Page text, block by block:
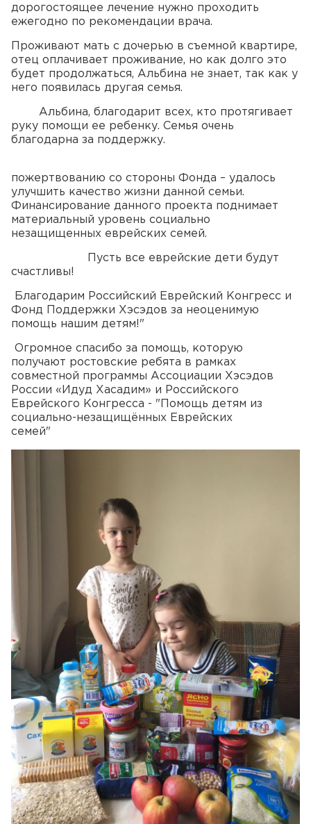
дорогостоящее лечение нужно проходить
ежегодно по рекомендации врача.
Проживают мать с дочерью в съемной квартире,
отец оплачивает проживание, но как долго это
будет продолжаться, Альбина не знает, так как у
него появилась другая семья.
Альбина, благодарит всех, кто протягивает
руку помощи ее ребенку. Семья очень
благодарна за поддержку.
пожертвованию со стороны Фонда – удалось
улучшить качество жизни данной семьи.
Финансирование данного проекта поднимает
материальный уровень социально
незащищенных еврейских семей.
Пусть все еврейские дети будут
счастливы!
Благодарим Российский Еврейский Конгресс и
Фонд Поддержки Хэсэдов за неоценимую
помощь нашим детям!"
Огромное спасибо за помощь, которую
получают ростовские ребята в рамках
совместной программы Ассоциации Хэсэдов
России «Идуд Хасадим» и Российского
Еврейского Конгресса - "Помощь детям из
социально-незащищённых Еврейских
семей"